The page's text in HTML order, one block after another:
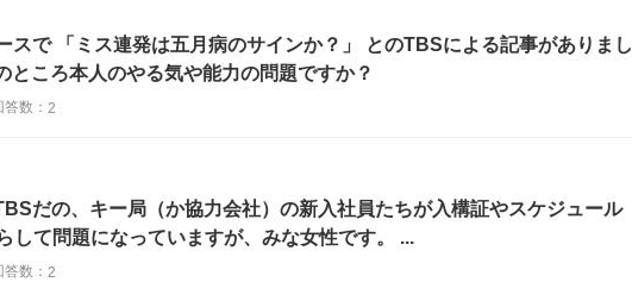
スで 「ミス連発は五月病のサインか？」 とのTBSによる記事がありまし
ところ本人のやる気や能力の問題ですか？
答数： 2
だの、キー局（か協力会社）の新入社員たちが入構証やスケジュール
して問題になっていますが、みな女性です。 ...
答数： 2